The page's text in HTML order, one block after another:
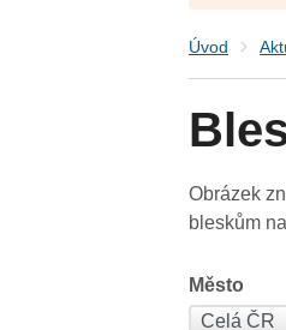
Úvod
Obrázek
bleskům
Město